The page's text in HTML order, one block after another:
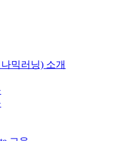
믹러닝) 소개